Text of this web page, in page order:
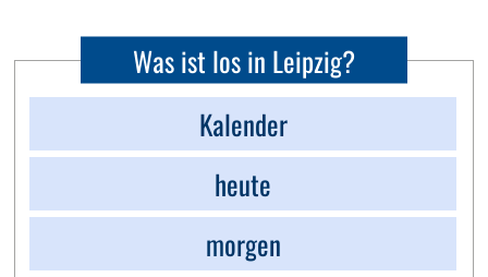
Was ist los in Leipzig?
Kalender
heute
morgen